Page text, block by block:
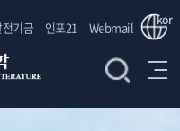
전기금 인포21 Webmail kor